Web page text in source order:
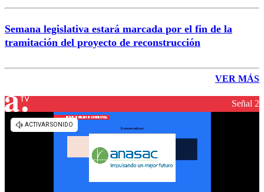
Semana legislativa estará marcada por el fin de la
tramitación del proyecto de reconstrucción
VER MÁS
Señal 2